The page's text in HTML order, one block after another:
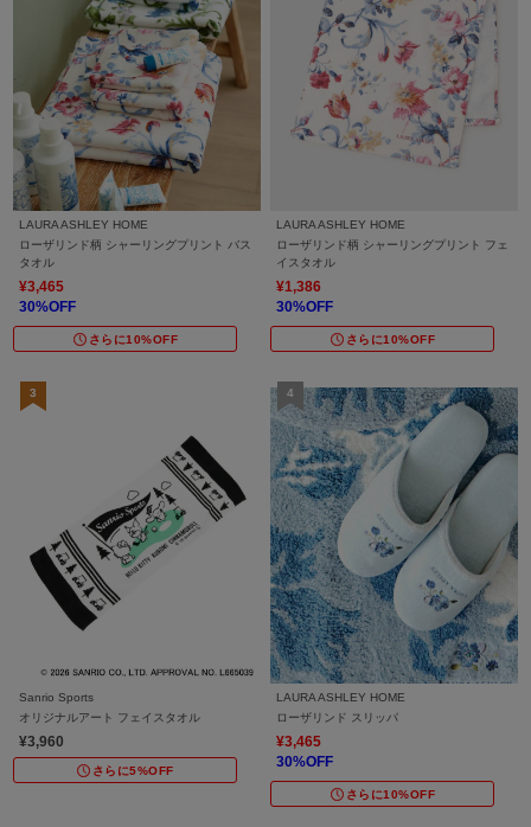
LAURA ASHLEY HOME
ローザリンド柄 シャーリングプリント バス
タオル
¥3,465
30%OFF
さらに10%OFF
LAURA ASHLEY HOME
ローザリンド柄 シャーリングプリント フェ
イスタオル
¥1,386
30%OFF
さらに10%OFF
Sanrio Sports
オリジナルアート フェイスタオル
¥3,960
さらに5%OFF
LAURA ASHLEY HOME
ローザリンド スリッパ
¥3,465
30%OFF
さらに10%OFF